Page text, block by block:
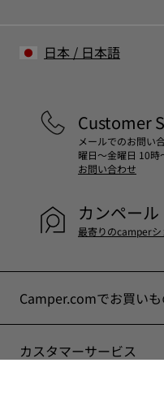
Camper.comでお買い
カスタマーサービス
Customer
メールでのお問い
曜日～金曜日 10
お問い合わせ
カンペー
最寄りのcamperシ
日本 / 日本語